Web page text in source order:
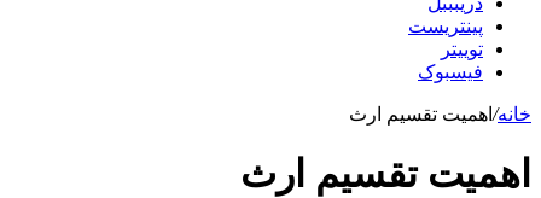
پینتریست
توییتر
فیسبوک
خانه/ اهمیت تقسیم ارث
اهمیت تقسیم ارث